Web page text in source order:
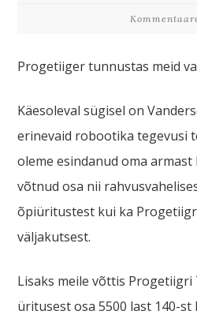
Progetiiger tunnustas meid
Käesoleval sügisel on
erinevaid robootika tegevusi
oleme esindanud oma armast
võtnud osa nii
õpiüritustest kui ka
väljakutsest.
Lisaks meile võttis Progetiigri
üritusest osa 5500 last 140-